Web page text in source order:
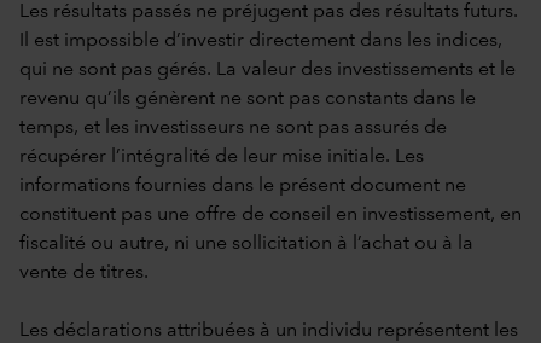
Les résultats passés ne préjugent pas des résultats futurs.
Il est impossible d’investir directement dans les indices,
qui ne sont pas gérés. La valeur des investissements et le
revenu qu’ils génèrent ne sont pas constants dans le
temps, et les investisseurs ne sont pas assurés de
récupérer l’intégralité de leur mise initiale. Les
informations fournies dans le présent document ne
constituent pas une offre de conseil en investissement, en
fiscalité ou autre, ni une sollicitation à l’achat ou à la
vente de titres.
Les déclarations attribuées à un individu représentent les